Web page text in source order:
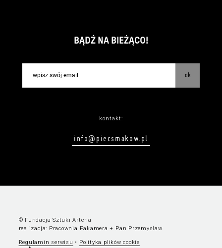
BĄDŹ NA BIEŻĄCO!
ok
kontakt:
info@piecsmakow.pl
© Fundacja Sztuki Arteria
realizacja: Pracownia Pakamera + Pan Przemysław
Regulamin serwisu • Polityka plików cookie